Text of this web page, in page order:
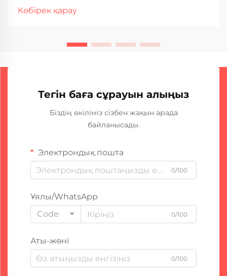
қамтамасыз ету үшін негізгі шарт. Өнеркәсіптік
Көбірек қарау
Тегін баға сұрауын алыңыз
Біздің өкіліміз сізбен жақын арада
байланысады.
Электрондық пошта
0/100
Ұялы/WhatsApp
Code
0/100
Аты-жөні
0/100